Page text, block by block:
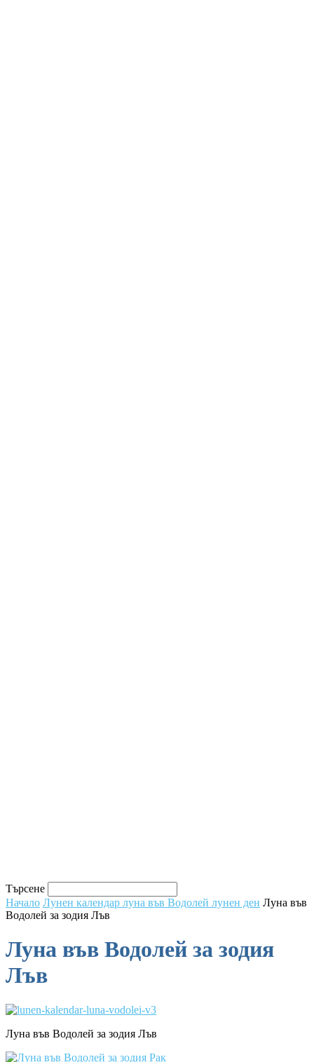
Търсене
Начало Лунен календар луна във Водолей лунен ден Луна във
Водолей за зодия Лъв
Луна във Водолей за зодия
Лъв
Луна във Водолей за зодия Лъв